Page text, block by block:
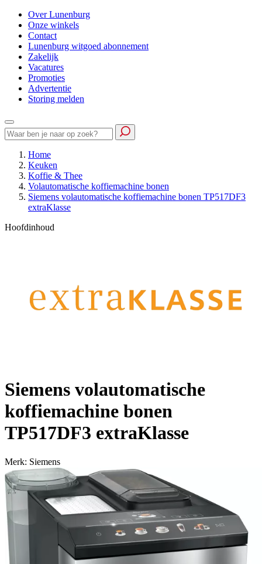
Over Lunenburg
Onze winkels
Contact
Lunenburg witgoed abonnement
Zakelijk
Vacatures
Promoties
Advertentie
Storing melden
Home
Keuken
Koffie & Thee
Volautomatische koffiemachine bonen
Siemens volautomatische koffiemachine bonen TP517DF3
extraKlasse
Hoofdinhoud
Siemens volautomatische
koffiemachine bonen
TP517DF3 extraKlasse
Merk: Siemens